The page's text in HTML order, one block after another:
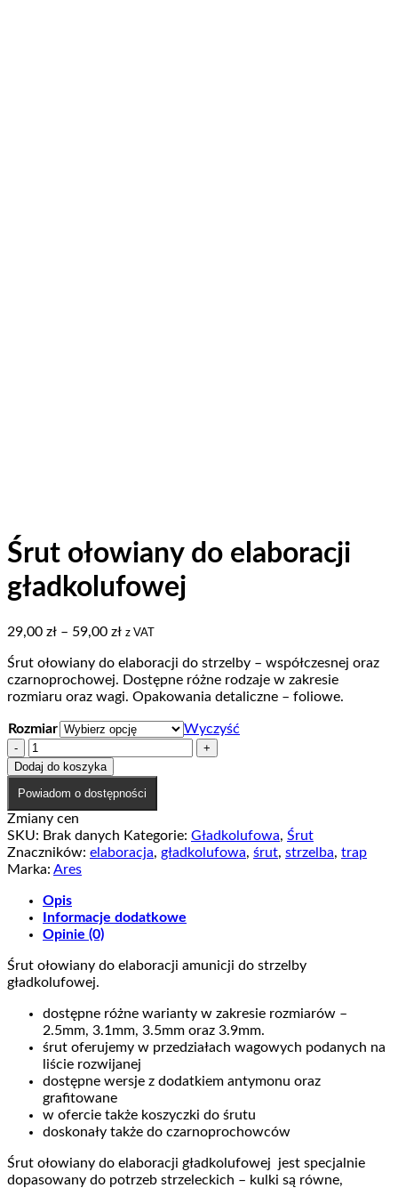
Śrut ołowiany do elaboracji
gładkolufowej
29,00 zł – 59,00 złZakres
od
29,00 zł
do
z VAT
Śrut ołowiany do elaboracji do strzelby – współczesnej oraz
czarnoprochowej. Dostępne różne rodzaje w zakresie
rozmiaru oraz wagi. Opakowania detaliczne – foliowe.
Rozmiar
Wyczyść
ilość
Śrut
ołowiany
do
elaboracji
gładkolufowej
Dodaj do koszyka
Powiadom o dostępności
Zmiany cen
SKU: Brak danych Kategorie: Gładkolufowa, Śrut
Znaczników: elaboracja, gładkolufowa, śrut, strzelba, trap
Marka: Ares
Opis
Informacje dodatkowe
Opinie (0)
Śrut ołowiany do elaboracji amunicji do strzelby
gładkolufowej.
dostępne różne warianty w zakresie rozmiarów –
2.5mm, 3.1mm, 3.5mm oraz 3.9mm.
śrut oferujemy w przedziałach wagowych podanych na
liście rozwijanej
dostępne wersje z dodatkiem antymonu oraz
grafitowane
w ofercie także koszyczki do śrutu
doskonały także do czarnoprochowców
Śrut ołowiany do elaboracji gładkolufowej jest specjalnie
dopasowany do potrzeb strzeleckich – kulki są równe,